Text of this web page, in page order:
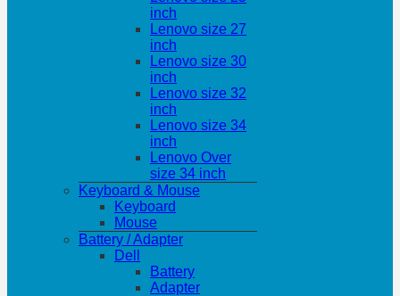
inch
Lenovo size 27
inch
Lenovo size 30
inch
Lenovo size 32
inch
Lenovo size 34
inch
Lenovo Over
size 34 inch
Keyboard & Mouse
Keyboard
Mouse
Battery / Adapter
Dell
Battery
Adapter